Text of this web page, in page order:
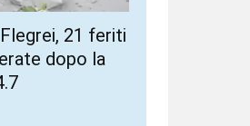
21 feriti
dopo la